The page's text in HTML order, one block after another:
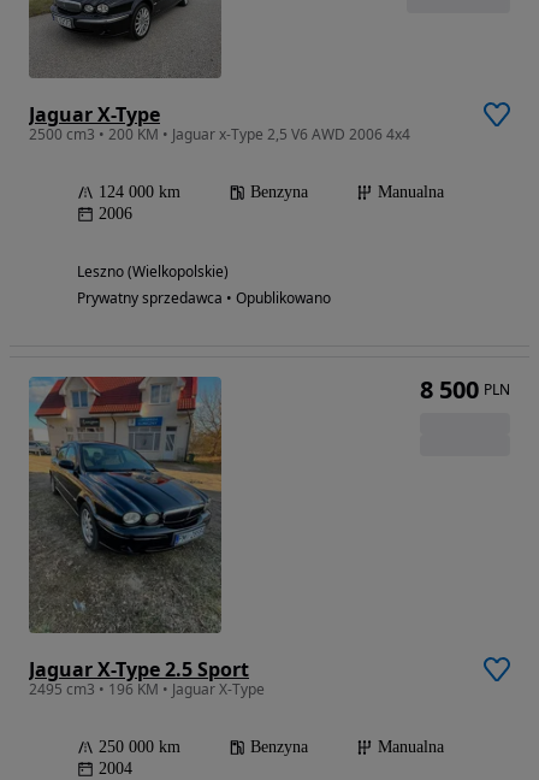
Jaguar X-Type
2500 cm3 • 200 KM • Jaguar x-Type 2,5 V6 AWD 2006 4x4
124 000 km Benzyna
Manualna
2006
Leszno (Wielkopolskie)
Prywatny sprzedawca • Opublikowano
Jaguar X-Type 2.5 Sport
2495 cm3 • 196 KM • Jaguar X-Type
250 000 km Benzyna
Manualna
2004
8 500 PLN